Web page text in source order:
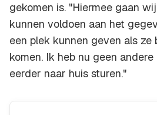
gekomen is. "Hiermee gaan
kunnen voldoen aan het
een plek kunnen geven als ze
komen. Ik heb nu geen
eerder naar huis sturen."